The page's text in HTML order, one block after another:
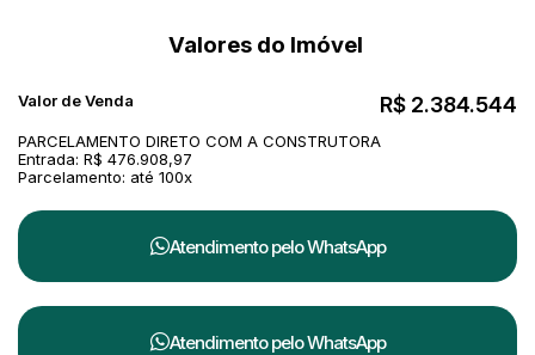
Valores do Imóvel
R$ 2.384.544
Valor de Venda
PARCELAMENTO DIRETO COM A CONSTRUTORA
Entrada: R$ 476.908,97
Parcelamento: até 100x
Atendimento peloWhatsApp
Atendimento peloWhatsApp